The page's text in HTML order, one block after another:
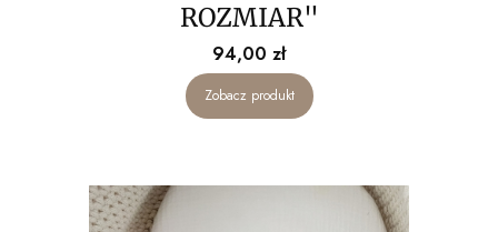
ROZMIAR"
Cena
94,00 zł
Zobacz produkt